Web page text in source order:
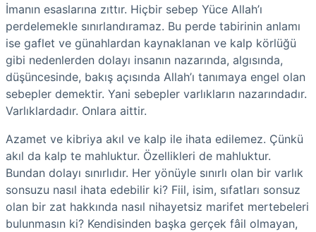
İmanın esaslarına zıttır. Hiçbir sebep Yüce Allah’ı
perdelemekle sınırlandıramaz. Bu perde tabirinin anlamı
ise gaflet ve günahlardan kaynaklanan ve kalp körlüğü
gibi nedenlerden dolayı insanın nazarında, algısında,
düşüncesinde, bakış açısında Allah’ı tanımaya engel olan
sebepler demektir. Yani sebepler varlıkların nazarındadır.
Varlıklardadır. Onlara aittir.
Azamet ve kibriya akıl ve kalp ile ihata edilemez. Çünkü
akıl da kalp te mahluktur. Özellikleri de mahluktur.
Bundan dolayı sınırlıdır. Her yönüyle sınırlı olan bir varlık
sonsuzu nasıl ihata edebilir ki? Fiil, isim, sıfatları sonsuz
olan bir zat hakkında nasıl nihayetsiz marifet mertebeleri
bulunmasın ki? Kendisinden başka gerçek fâil olmayan,